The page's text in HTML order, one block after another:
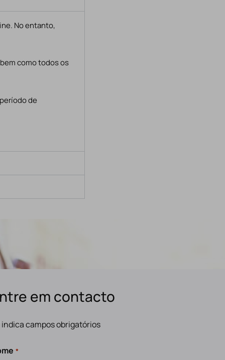
No entanto,
como todos os
de
em contacto
indica campos obrigatórios
*